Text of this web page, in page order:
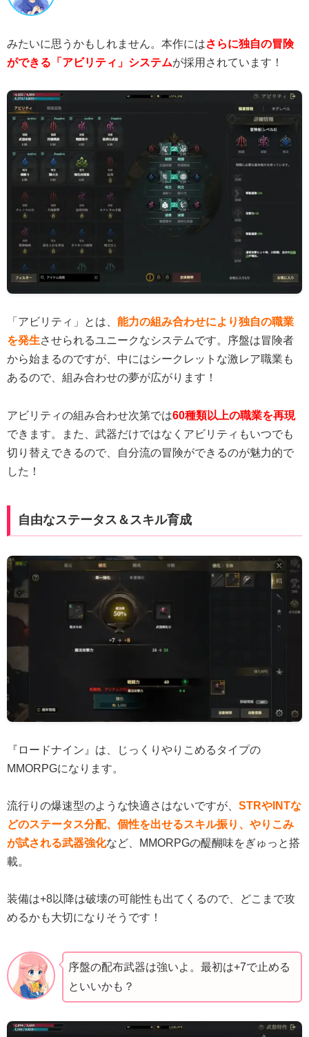
みたいに思うかもしれません。本作にはさらに独自の冒険
ができる「アビリティ」システムが採用されています！
「アビリティ」とは、 能力の組み合わせにより独自の職業
を発生させられるユニークなシステムです。序盤は冒険者
から始まるのですが、中にはシークレットな激レア職業も
あるので、組み合わせの夢が広がります！
アビリティの組み合わせ次第では60種類以上の職業を再現
できます。また、武器だけではなくアビリティもいつでも
切り替えできるので、自分流の冒険ができるのが魅力的で
した！
自由なステータス＆スキル育成
『ロードナイン』は、じっくりやりこめるタイプの
MMORPGになります。
流行りの爆速型のような快適さはないですが、 STRやINTな
どのステータス分配、個性を出せるスキル振り、やりこみ
が試される武器強化など、MMORPGの醍醐味をぎゅっと搭
載。
装備は+8以降は破壊の可能性も出てくるので、どこまで攻
めるかも大切になりそうです！
序盤の配布武器は強いよ。最初は+7で止める
といいかも？